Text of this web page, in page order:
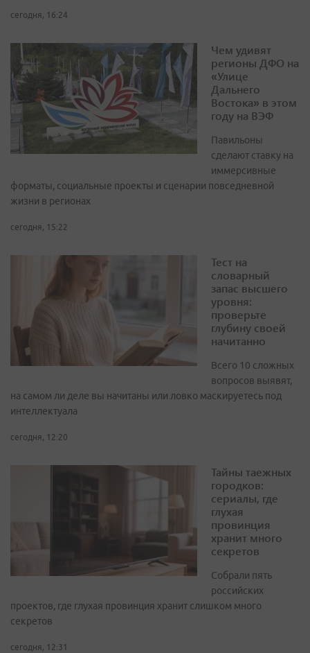
сегодня, 16:24
Чем удивят
регионы ДФО на
«Улице
Дальнего
Востока» в этом
году на ВЭФ
Павильоны
сделают ставку на
иммерсивные
форматы, социальные проекты и сценарии повседневной
жизни в регионах
сегодня, 15:22
Тест на
словарный
запас высшего
уровня:
проверьте
глубину своей
начитанно
Всего 10 сложных
вопросов выявят,
на самом ли деле вы начитаны или ловко маскируетесь под
интеллектуала
сегодня, 12:20
Тайны таежных
городков:
сериалы, где
глухая
провинция
хранит много
секретов
Собрали пять
российских
проектов, где глухая провинция хранит слишком много
секретов
сегодня, 12:31